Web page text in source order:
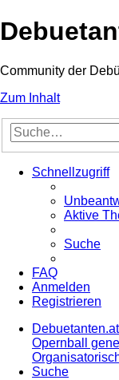
Community der
Zum Inhalt
Schnellzugriff
Aktive
Suche
FAQ
Anmelden
Registrieren
Opernball
Suche